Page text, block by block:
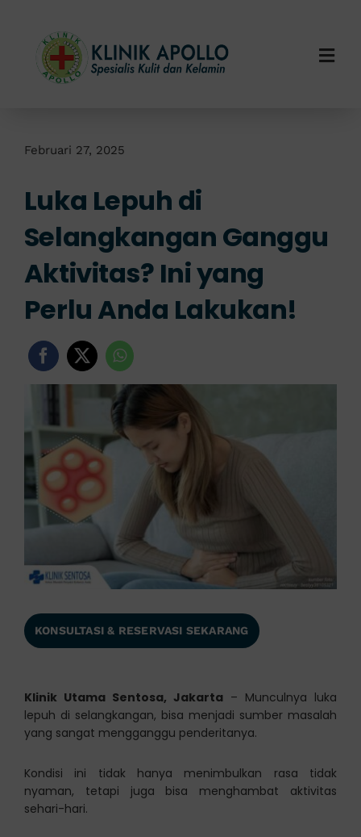
content
Layanan Kami
Info Klinik
Februari 27, 2025
Luka Lepuh di
Selangkangan Ganggu
Aktivitas? Ini yang
Perlu Anda Lakukan!
KONSULTASI & RESERVASI SEKARANG
Klinik Utama Sentosa, Jakarta – Munculnya luka
lepuh di selangkangan, bisa menjadi sumber masalah
yang sangat mengganggu penderitanya.
Kondisi ini tidak hanya menimbulkan rasa tidak
nyaman, tetapi juga bisa menghambat aktivitas
sehari-hari.